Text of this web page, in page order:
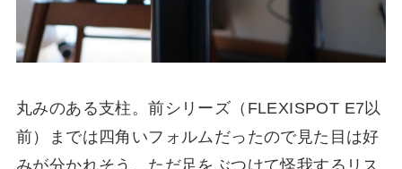
丸みのある支柱。前シリーズ（FLEXISPOT E7以
前）までは四角いフォルムだったので見た目は好